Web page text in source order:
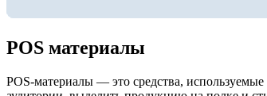
POS материалы
POS-материалы — это средства,